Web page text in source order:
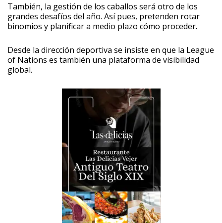
También, la gestión de los caballos será otro de los
grandes desafíos del año. Así pues, pretenden rotar
binomios y planificar a medio plazo cómo proceder.
Desde la dirección deportiva se insiste en que la League
of Nations es también una plataforma de visibilidad
global.